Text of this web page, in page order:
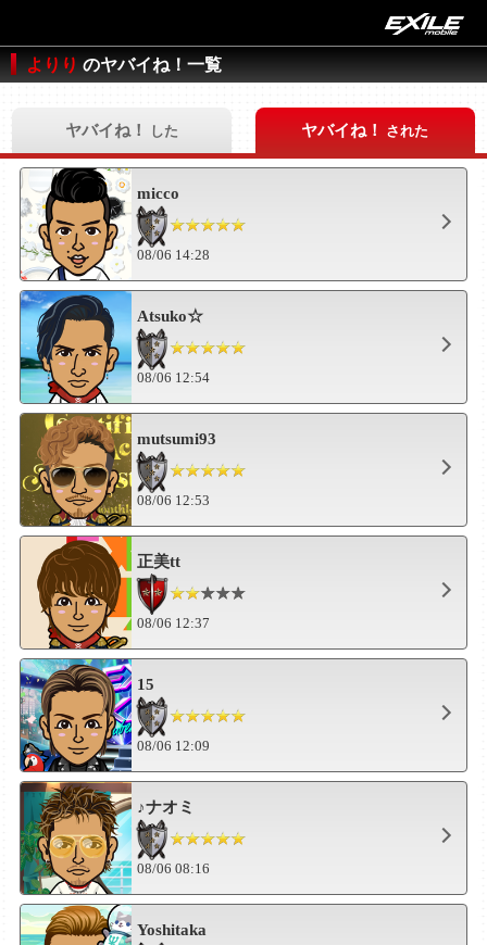
よりり のヤバイね！一覧
ヤバイね！ した ヤバイね！ された
micco
08/06 14:28
Atsuko☆
08/06 12:54
mutsumi93
08/06 12:53
正美tt
08/06 12:37
15
08/06 12:09
♪ナオミ
08/06 08:16
Yoshitaka